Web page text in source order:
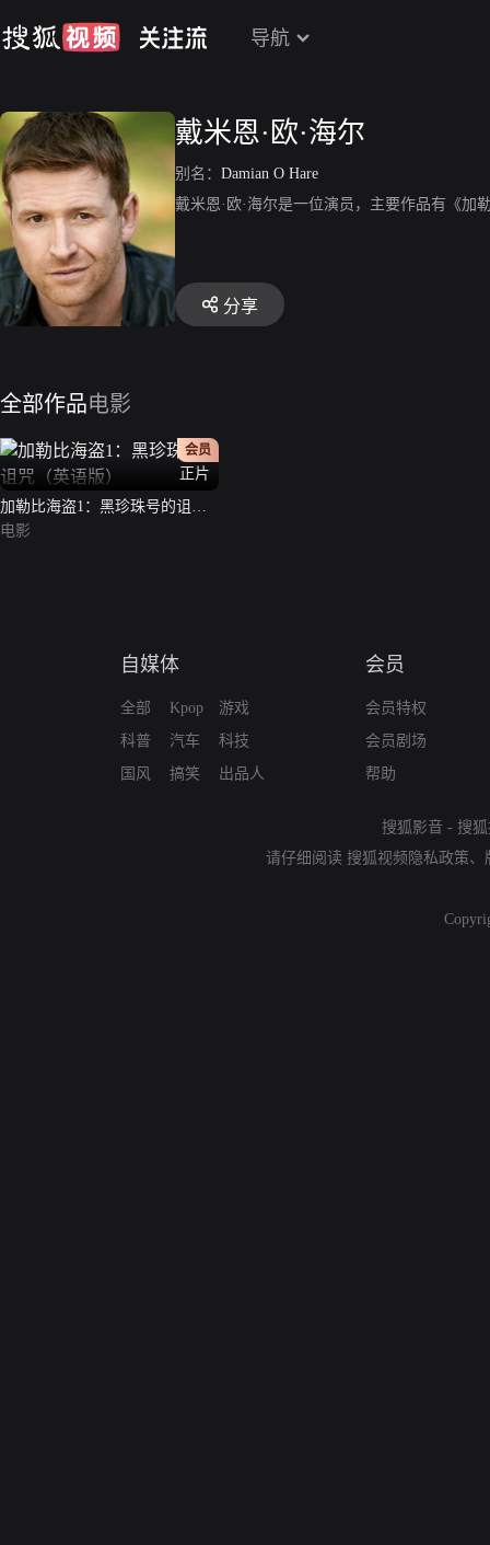
导航
戴米恩·欧·海尔
别名： Damian O Hare
戴米恩·欧·海尔是一位演员，主要作品有《
分享
全部作品电影
正片
会员
加勒比海盗1：黑珍珠号的诅咒
（英语版）
电影
自媒体
全部
科普
国风
Kpop
汽车
搞笑
游戏
科技
出品人
会员
会员特权
会员剧场
帮助
搜狐影音 - 搜
请仔细阅读 搜狐视频隐私政策、